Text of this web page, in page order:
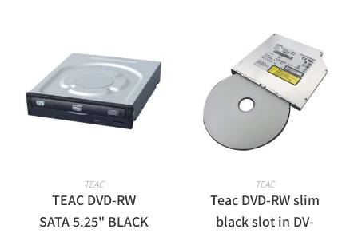
מידע נוסף
TEAC
Teac DVD-RW slim
black slot in DV-
מידע נוסף
TEAC
TEAC DVD-RW
SATA 5.25" BLACK